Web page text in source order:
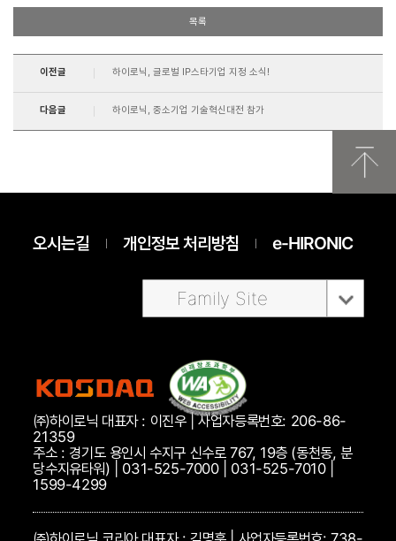
목록
이전글 하이로닉, 글로벌 IP스타기업 지정 소식!
다음글 하이로닉, 중소기업 기술혁신대전 참가
오시는길 개인정보 처리방침 e-HIRONIC
㈜하이로닉 대표자 : 이진우 | 사업자등록번호: 206-86-
21359
주소 : 경기도 용인시 수지구 신수로 767, 19층 (동천동, 분
당수지유타워) | 031-525-7000 | 031-525-7010 |
1599-4299
Family Site